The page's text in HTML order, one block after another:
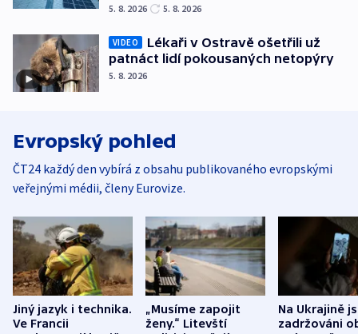
5. 8. 2026 5. 8. 2026
VIDEO
Lékaři v Ostravě ošetřili už
patnáct lidí pokousaných netopýry
5. 8. 2026
Evropský pohled
ČT24 každý den vybírá z obsahu publikovaného evropskými
veřejnými médii, členy Eurovize.
Jiný jazyk i technika.
Ve Francii
„Musíme zapojit
ženy.“ Litevští
Na Ukrajině
zadržováni